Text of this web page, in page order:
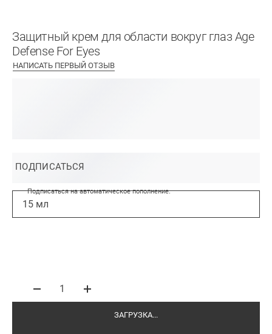
Защитный крем для области вокруг глаз Age
Defense For Eyes
НАПИСАТЬ ПЕРВЫЙ ОТЗЫВ
15 мл
ПОДПИСАТЬСЯ
Подписаться на автоматическое пополнение.
1
ЗАГРУЗКА...